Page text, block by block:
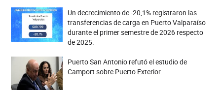
Un decrecimiento de -20,1% registraron las
transferencias de carga en Puerto Valparaíso
durante el primer semestre de 2026 respecto
de 2025.
Puerto San Antonio refutó el estudio de
Camport sobre Puerto Exterior.